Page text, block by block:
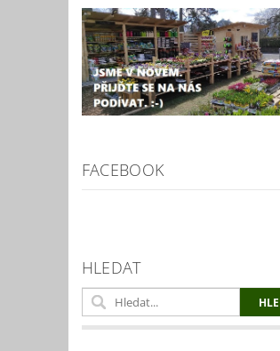
FACEBOOK
HLEDAT